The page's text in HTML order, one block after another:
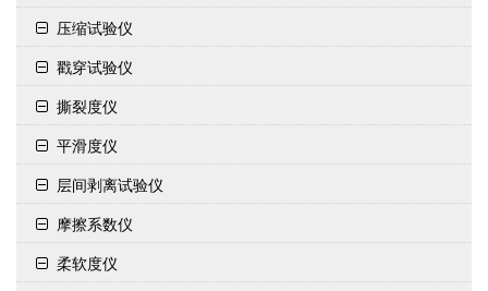
压缩试验仪
戳穿试验仪
撕裂度仪
平滑度仪
层间剥离试验仪
摩擦系数仪
柔软度仪